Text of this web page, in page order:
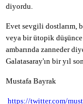
diyordu.
Evet sevgili dostlarım,
veya bir ütopik
ambarında zanneder
Galatasaray'ın bir yıl
Mustafa Bayrak
https://twitter.com/